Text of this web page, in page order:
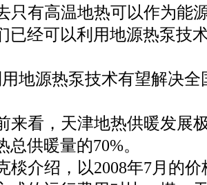
有高温地热可以作为能
已经可以利用地源热泵技
源热泵技术有望解决全
看，天津地热供暖发展
总供暖量的70%。
介绍，以2008年7月的价